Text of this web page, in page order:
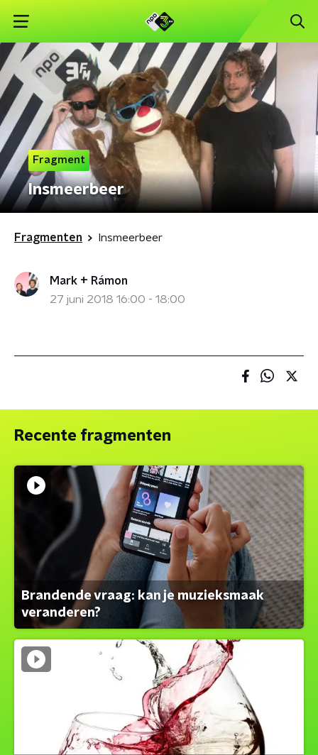
Fragment
Insmeerbeer
Fragmenten Insmeerbeer
Mark + Rámon
27 juni 2018 16:00 - 18:00
Recente fragmenten
Brandende vraag: kan je muzieksmaak
veranderen?